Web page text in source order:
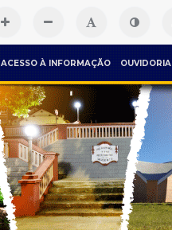
ACESSO À INFORMAÇÃO OUVIDORIA